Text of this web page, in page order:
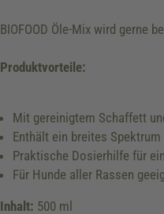
BIOFOOD Öle-Mix wird gerne
Produktvorteile:
Mit gereinigtem Schaffett
Enthält ein breites
Praktische Dosierhilfe für
Für Hunde aller Rassen
Inhalt: 500 ml